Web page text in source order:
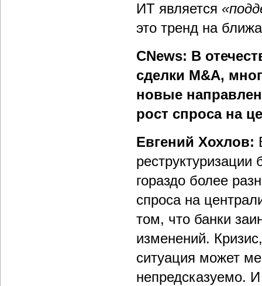
ИТ является
это тренд на
CNews: В
сделки M&A,
новые
рост спроса на
Евгений Хохлов:
гораздо более
спроса на
том, что банки
изменений.
ситуация может
непредсказуемо.